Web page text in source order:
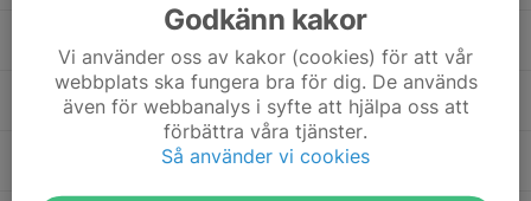
Oliver Engström
Valle Hennix
Godkänn kakor
Vi använder oss av kakor (cookies) för att vår
webbplats ska fungera bra för dig. De används
även för webbanalys i syfte att hjälpa oss att
förbättra våra tjänster.
Så använder vi cookies